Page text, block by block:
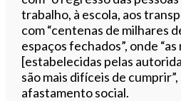
trabalho, à escola, aos
com “centenas de milhares
espaços fechados”, onde
[estabelecidas pelas
são mais difíceis de
afastamento social.